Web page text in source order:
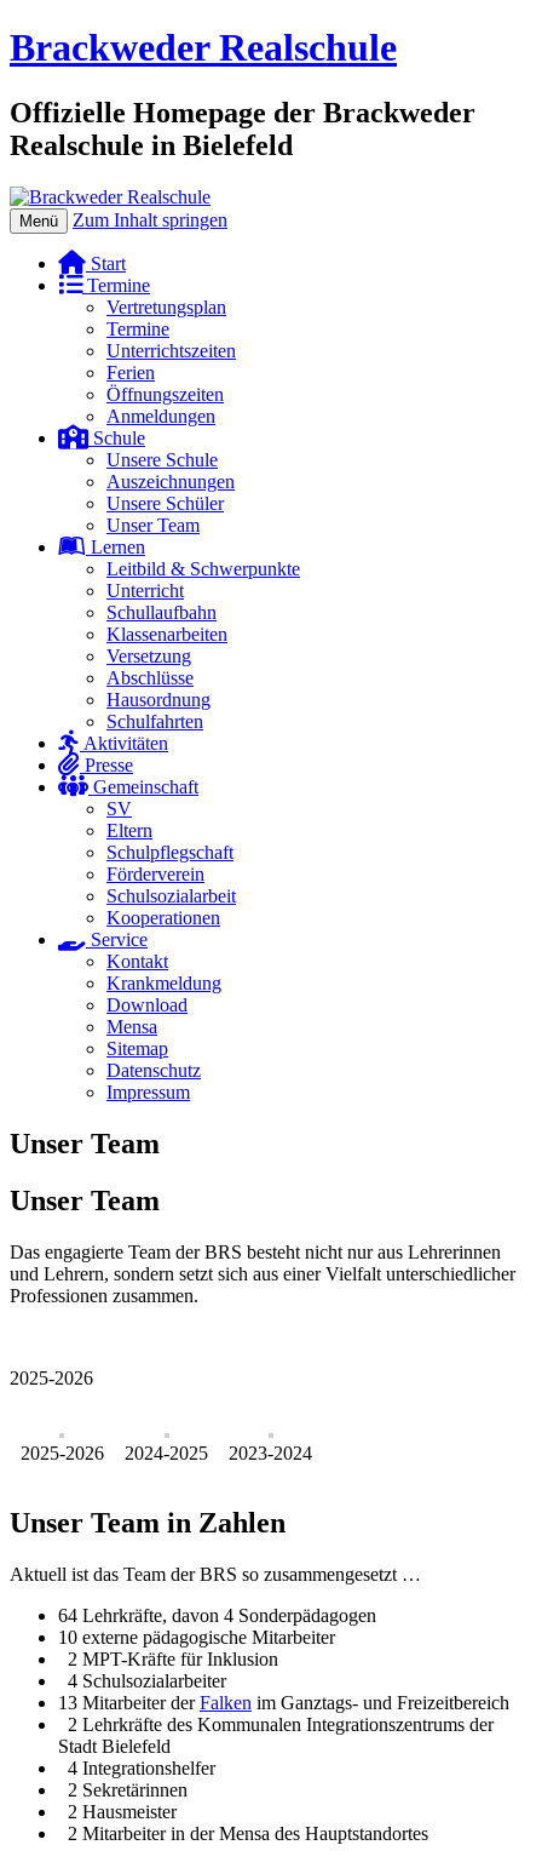
Brackweder Realschule
Offizielle Homepage der Brackweder
Realschule in Bielefeld
Menü Zum Inhalt springen
Start
Termine
Vertretungsplan
Termine
Unterrichtszeiten
Ferien
Öffnungszeiten
Anmeldungen
Schule
Unsere Schule
Auszeichnungen
Unsere Schüler
Unser Team
Lernen
Leitbild & Schwerpunkte
Unterricht
Schullaufbahn
Klassenarbeiten
Versetzung
Abschlüsse
Hausordnung
Schulfahrten
Aktivitäten
Presse
Gemeinschaft
SV
Eltern
Schulpflegschaft
Förderverein
Schulsozialarbeit
Kooperationen
Service
Kontakt
Krankmeldung
Download
Mensa
Sitemap
Datenschutz
Impressum
Unser Team
Unser Team
Das engagierte Team der BRS besteht nicht nur aus Lehrerinnen
und Lehrern, sondern setzt sich aus einer Vielfalt unterschiedlicher
Professionen zusammen.
2025-2026
2025-2026 2024-2025 2023-2024
Unser Team in Zahlen
Aktuell ist das Team der BRS so zusammengesetzt …
64 Lehrkräfte, davon 4 Sonderpädagogen
10 externe pädagogische Mitarbeiter
2 MPT-Kräfte für Inklusion
4 Schulsozialarbeiter
13 Mitarbeiter derFalken im Ganztags- und Freizeitbereich
2 Lehrkräfte des Kommunalen Integrationszentrums der
Stadt Bielefeld
4 Integrationshelfer
2 Sekretärinnen
2 Hausmeister
2 Mitarbeiter in der Mensa des Hauptstandortes